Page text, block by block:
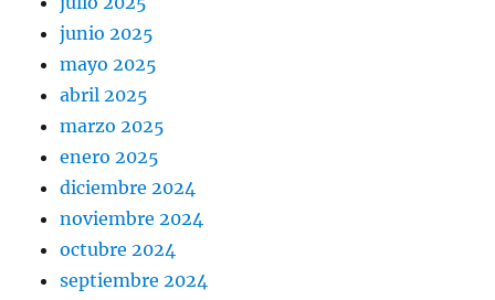
junio 2025
mayo 2025
abril 2025
marzo 2025
enero 2025
diciembre 2024
noviembre 2024
octubre 2024
septiembre 2024